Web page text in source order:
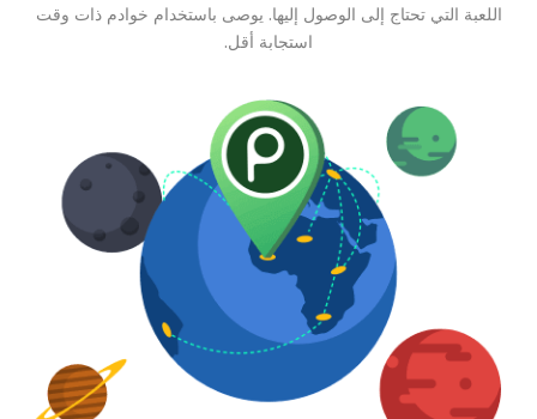
اللعبة التي تحتاج إلى الوصول إليها. يوصى باستخدام خوادم ذات وقت
استجابة أقل.